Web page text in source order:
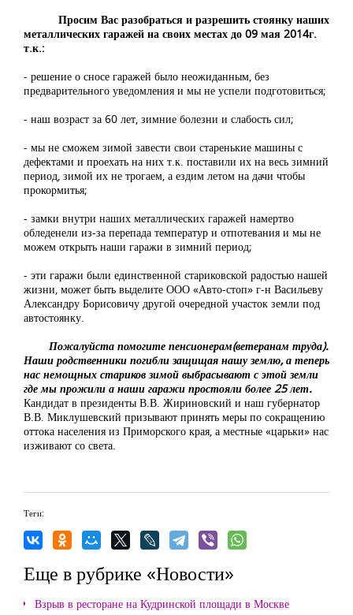
Просим Вас разобраться и разрешить стоянку наших
металлических гаражей на своих местах до 09 мая 2014г.
т.к.:
- решение о сносе гаражей было неожиданным, без
предварительного уведомления и мы не успели подготовиться;
- наш возраст за 60 лет, зимние болезни и слабость сил;
- мы не сможем зимой завести свои старенькие машины с
дефектами и проехать на них т.к. поставили их на весь зимний
период, зимой их не трогаем, а ездим летом на дачи чтобы
прокормитья;
- замки внутри наших металлических гаражей намертво
обледенели из-за перепада температур и отпотевания и мы не
можем открыть наши гаражи в зимний период;
- эти гаражи были единственной стариковской радостью нашей
жизни, может быть выделите ООО «Авто-стоп» г-н Васильеву
Александру Борисовичу другой очередной участок земли под
автостоянку.
Пожалуйста помогите пенсионерам(ветеранам труда).
Наши родственники погибли защищая нашу землю, а теперь
нас немощных стариков зимой выбрасывают с этой земли
где мы прожили а наши гаражи простояли более 25 лет.
Кандидат в президенты В.В. Жириновский и наш губернатор
В.В. Миклушевский призывают принять меры по сокращению
оттока населения из Приморского края, а местные «царьки» нас
изживают со света.
Теги:
Еще в рубрике «Новости»
Взрыв в ресторане на Кудринской площади в Москве